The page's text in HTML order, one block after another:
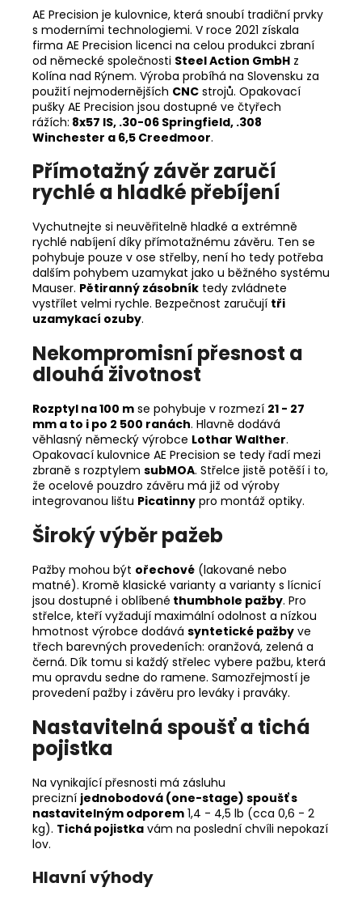
AE Precision je kulovnice, která snoubí tradiční prvky
s moderními technologiemi. V roce 2021 získala
firma AE Precision licenci na celou produkci zbraní
od německé společnosti Steel Action GmbH z
Kolína nad Rýnem. Výroba probíhá na Slovensku za
použití nejmodernějších CNC strojů. Opakovací
pušky AE Precision jsou dostupné ve čtyřech
rážích: 8x57 IS, .30-06 Springfield, .308
Winchester a 6,5 Creedmoor.
Přímotažný závěr zaručí
rychlé a hladké přebíjení
Vychutnejte si neuvěřitelně hladké a extrémně
rychlé nabíjení díky přímotažnému závěru. Ten se
pohybuje pouze v ose střelby, není ho tedy potřeba
dalším pohybem uzamykat jako u běžného systému
Mauser. Pětiranný zásobník tedy zvládnete
vystřílet velmi rychle. Bezpečnost zaručují tři
uzamykací ozuby.
Nekompromisní přesnost a
dlouhá životnost
Rozptyl na 100 m se pohybuje v rozmezí 21 - 27
mm a to i po 2 500 ranách. Hlavně dodává
věhlasný německý výrobce Lothar Walther.
Opakovací kulovnice AE Precision se tedy řadí mezi
zbraně s rozptylem subMOA. Střelce jistě potěší i to,
že ocelové pouzdro závěru má již od výroby
integrovanou lištu Picatinny pro montáž optiky.
Široký výběr pažeb
Pažby mohou být ořechové (lakované nebo
matné). Kromě klasické varianty a varianty s lícnicí
jsou dostupné i oblíbené thumbhole pažby. Pro
střelce, kteří vyžadují maximální odolnost a nízkou
hmotnost výrobce dodává syntetické pažby ve
třech barevných provedeních: oranžová, zelená a
černá. Dík tomu si každý střelec vybere pažbu, která
mu opravdu sedne do ramene. Samozřejmostí je
provedení pažby i závěru pro leváky i praváky.
Nastavitelná spoušť a tichá
pojistka
Na vynikající přesnosti má zásluhu
precizní jednobodová (one-stage) spoušť s
nastavitelným odporem 1,4 - 4,5 lb (cca 0,6 - 2
kg). Tichá pojistka vám na poslední chvíli nepokazí
lov.
Hlavní výhody